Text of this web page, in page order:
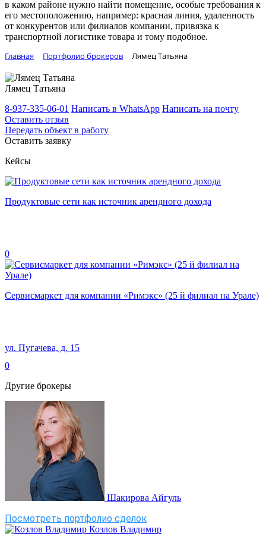
в каком районе нужно найти помещение, особые требования к
его местоположению, например: красная линия, удаленность
от конкурентов или филиалов компании, привязка к
транспортной логистике товара и тому подобное.
Главная Портфолио брокеров Лямец Татьяна
Лямец Татьяна
8-937-335-06-01 Написать в WhatsApp Написать на почту
Оставить отзыв
Передать объект в работу
Оставить заявку
Кейсы
Продуктовые сети как источник арендного дохода
0
Сервисмаркет для компании «Римэкс» (25 й филиал на Урале)
ул. Пугачева, д. 15
0
Другие брокеры
Шакирова Айгуль
Посмотреть портфолио сделок
Козлов Владимир